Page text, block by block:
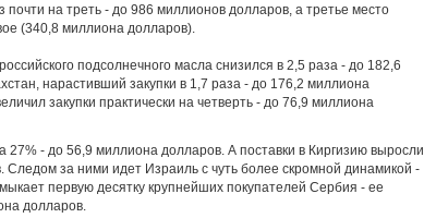
почти на треть - до 986 миллионов долларов, а третье место
(340,8 миллиона долларов).
подсолнечного масла снизился в 2,5 раза - до 182,6
нарастивший закупки в 1,7 раза - до 176,2 миллиона
закупки практически на четверть - до 76,9 миллиона
27% - до 56,9 миллиона долларов. А поставки в Киргизию выросли
за ними идет Израиль с чуть более скромной динамикой -
первую десятку крупнейших покупателей Сербия - ее
долларов.